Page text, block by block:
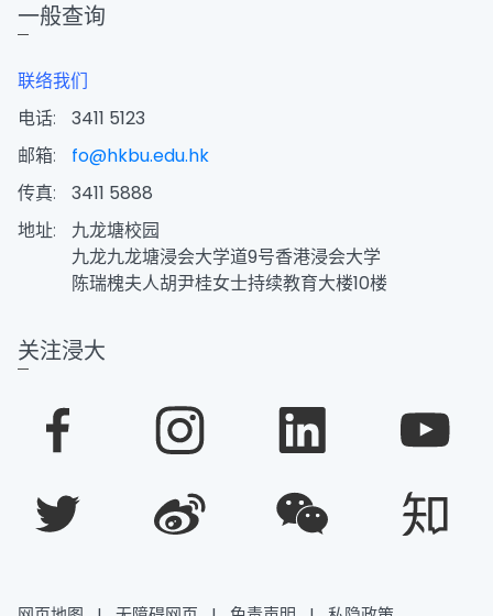
一般查询
联络我们
电话:
3411 5123
邮箱:
fo@hkbu.edu.hk
传真:
3411 5888
地址:
九龙塘校园
九龙九龙塘浸会大学道9号香港浸会大学
陈瑞槐夫人胡尹桂女士持续教育大楼10楼
关注浸大